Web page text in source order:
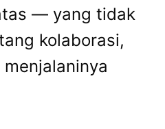
— yang tidak
kolaborasi,